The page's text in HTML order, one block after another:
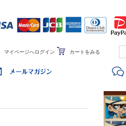
マイページへログイン カートをみる